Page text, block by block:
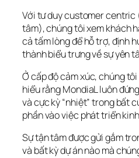
Với tư duy customer
tâm), chúng tôi xem khách
cả tấm lòng để hỗ trợ, định
thành biểu trưng về sự yên
Ở cấp độ cảm xúc, chúng
hiểu rằng MondiaL luôn
và cực kỳ “nhiệt” trong bất
phần vào việc phát triển
Sự tận tâm được gửi gắm
và bất kỳ dự án nào mà